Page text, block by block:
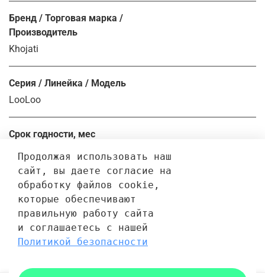
Бренд / Торговая марка /
Производитель
Khojati
Серия / Линейка / Модель
LooLoo
Срок годности, мес
24.0
Отзывы
Отзывов еще никто не оставлял
Продолжая использовать наш
сайт, вы даете согласие на
обработку файлов cookie,
которые обеспечивают
правильную работу сайта
и соглашаетесь с нашей
Политикой безопасности